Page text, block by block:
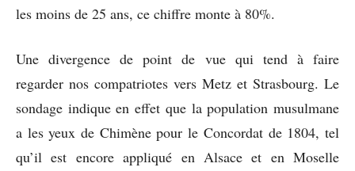
les moins de 25 ans, ce chiffre monte à 80%.
Une divergence de point de vue qui tend à faire
regarder nos compatriotes vers Metz et Strasbourg. Le
sondage indique en effet que la population musulmane
a les yeux de Chimène pour le Concordat de 1804, tel
qu’il est encore appliqué en Alsace et en Moselle